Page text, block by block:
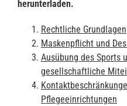
herunterladen.
Rechtliche Grundlagen
Maskenpflicht und
Ausübung des Sports
gesellschaftliche
Pflegeeinrichtungen